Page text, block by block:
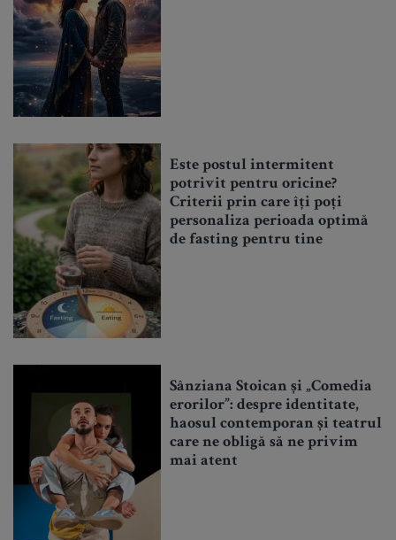
Este postul intermitent
potrivit pentru oricine?
Criterii prin care îți poți
personaliza perioada optimă
de fasting pentru tine
Sânziana Stoican și „Comedia
erorilor”: despre identitate,
haosul contemporan și teatrul
care ne obligă să ne privim
mai atent